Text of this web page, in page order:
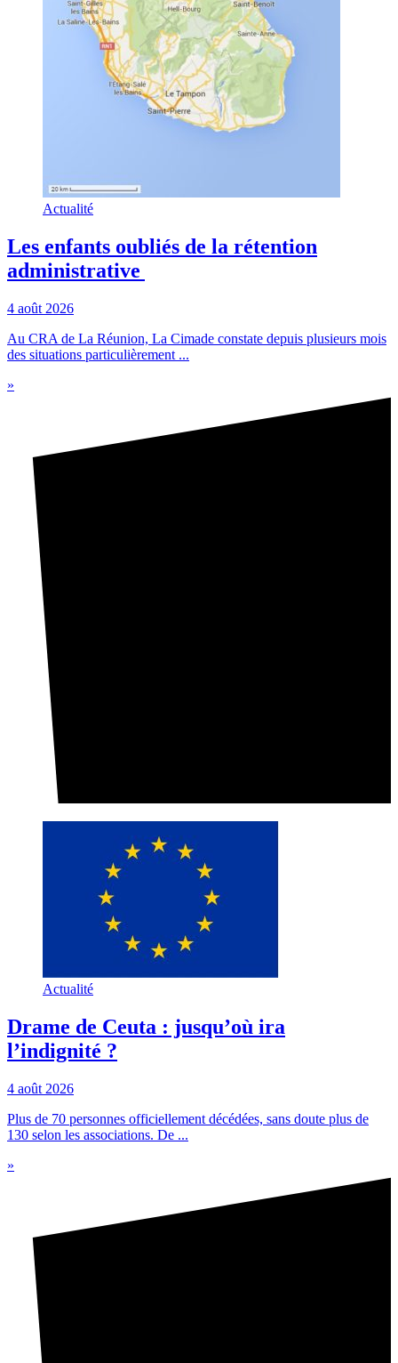
Actualité
Les enfants oubliés de la rétention
administrative
4 août 2026
Au CRA de La Réunion, La Cimade constate depuis plusieurs mois
des situations particulièrement ...
»
Actualité
Drame de Ceuta : jusqu’où ira
l’indignité ?
4 août 2026
Plus de 70 personnes officiellement décédées, sans doute plus de
130 selon les associations. De ...
»